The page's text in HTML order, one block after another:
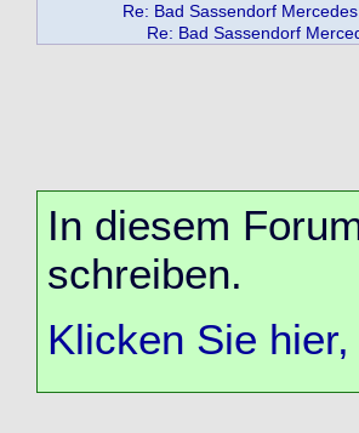
Re: Bad Sassendorf
Re: Bad Sassendorf
In diesem
schreiben.
Klicken Sie